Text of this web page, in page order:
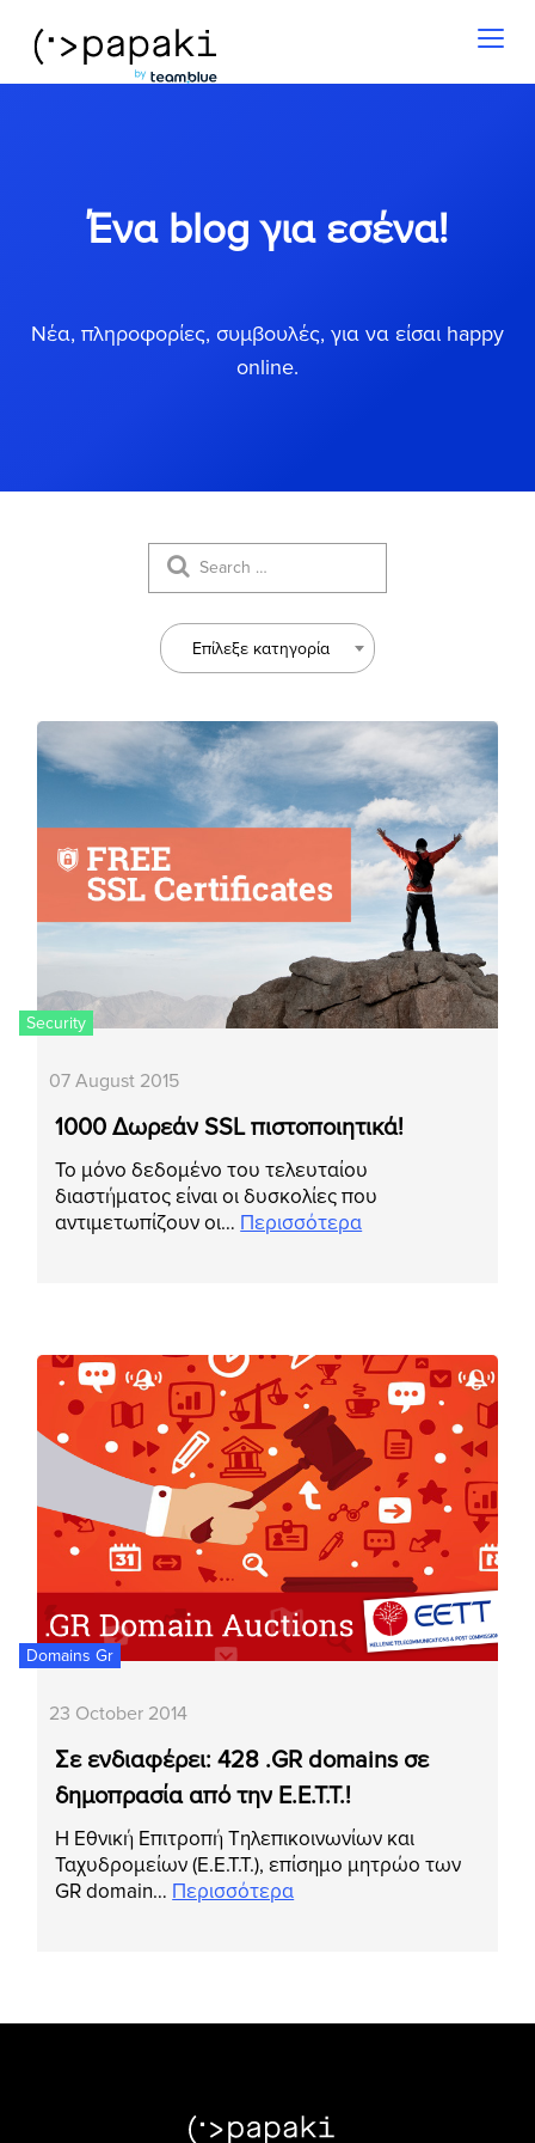
Ένα blog για εσένα!
Νέα, πληροφορίες, συμβουλές, για να είσαι happy
online.
Επίλεξε κατηγορία
Security
07 August 2015
1000 Δωρεάν SSL πιστοποιητικά!
Το μόνο δεδομένο του τελευταίου
διαστήματος είναι οι δυσκολίες που
αντιμετωπίζουν οι… Περισσότερα
Domains Gr
23 October 2014
Σε ενδιαφέρει: 428 .GR domains σε
δημοπρασία από την Ε.Ε.Τ.Τ.!
Η Εθνική Επιτροπή Τηλεπικοινωνίων και
Ταχυδρομείων (Ε.Ε.Τ.Τ.), επίσημο μητρώο των
GR domain… Περισσότερα